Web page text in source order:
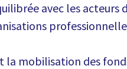
avec les acteurs
la mobilisation des